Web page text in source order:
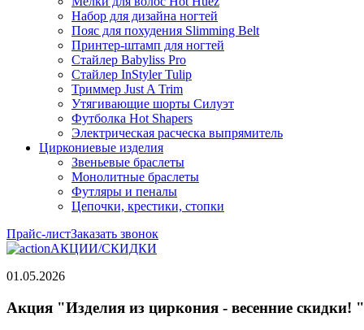
Набор для дизайна ногтей
Пояс для похудения Slimming Belt
Принтер-штамп для ногтей
Стайлер Babyliss Pro
Стайлер InStyler Tulip
Триммер Just A Trim
Утягивающие шорты Силуэт
Футболка Hot Shapers
Электрическая расческа выпрямитель
Циркониевые изделия
Звеньевые браслеты
Монолитные браслеты
Футляры и пеналы
Цепочки, крестики, стопки
Прайс-листЗаказать звонок
АКЦИИ/СКИДКИ
01.05.2026
Акция "Изделия из циркония - весенние скидки! "